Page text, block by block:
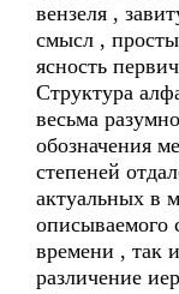
вензеля ,
смысл ,
ясность
Структура
весьма
обозначения
степеней
актуальных в
описываемого
времени , так
различение